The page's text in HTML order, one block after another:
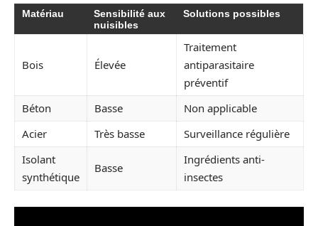
Matériau
Sensibilité aux
nuisibles
Solutions possibles
Bois Élevée
Traitement
antiparasitaire
préventif
Béton
Basse
Non applicable
Acier
Très basse
Surveillance régulière
Isolant
synthétique
Basse
Ingrédients anti-
insectes